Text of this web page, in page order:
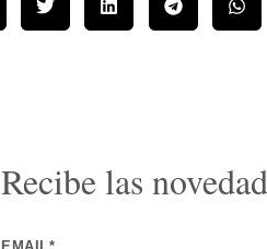
Recibe las